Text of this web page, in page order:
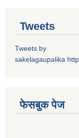
Tweets
Tweets by
sakelagaupalika
फेसबुक पेज